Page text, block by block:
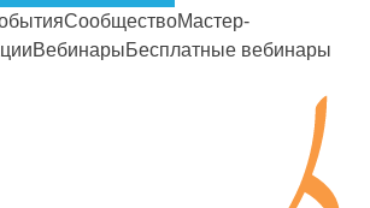
СообществоМастер-
ВебинарыБесплатные вебинары